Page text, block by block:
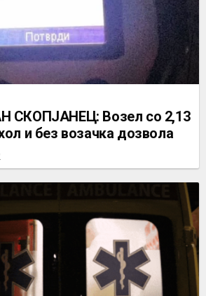
СКОПЈАНЕЦ: Возел со 2,13
и без возачка дозвола